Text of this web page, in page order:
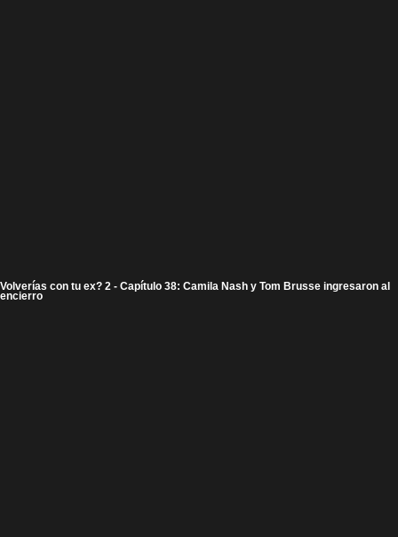
Volverías con tu ex? 2 - Capítulo 38: Camila Nash y Tom Brusse ingresaron al
encierro